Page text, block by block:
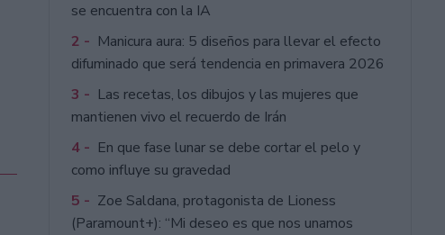
se encuentra con la IA
2 - Manicura aura: 5 diseños para llevar el efecto
difuminado que será tendencia en primavera 2026
3 - Las recetas, los dibujos y las mujeres que
mantienen vivo el recuerdo de Irán
4 - En que fase lunar se debe cortar el pelo y
como influye su gravedad
5 - Zoe Saldana, protagonista de Lioness
(Paramount+): “Mi deseo es que nos unamos